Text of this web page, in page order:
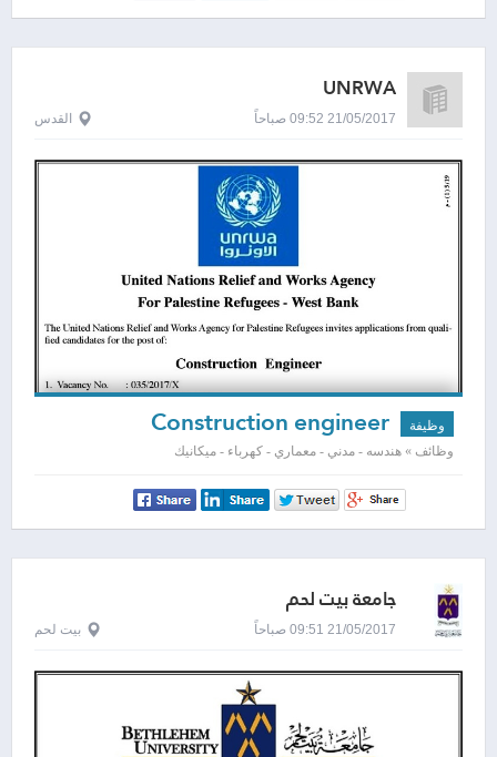
UNRWA
21/05/2017 09:52 صباحاً القدس
وظيفة
وظائف » هندسه - مدني - معماري - كهرباء - ميكانيك
جامعة بيت لحم
21/05/2017 09:51 صباحاً بيت لحم